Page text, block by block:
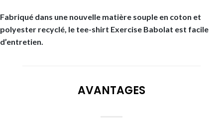
Fabriqué dans une nouvelle matière souple en coton et
polyester recyclé, le tee-shirt Exercise Babolat est facile
d’entretien.
AVANTAGES